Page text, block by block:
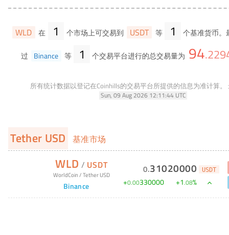
WLD 在 1 个市场上可交易到 USDT 等 1 个基准货币
过 Binance 等 1 个交易平台进行的总交易量为 94.
所有统计数据以登记在Coinhills的交易平台所提供的信息为准计算。
Sun, 09 Aug 2026 12:11:44 UTC
Tether USD 基准市场
WLD / USDT
WorldCoin/Tether USD
Binance
0.31020000 USDT
+0.00330000 +1.08%